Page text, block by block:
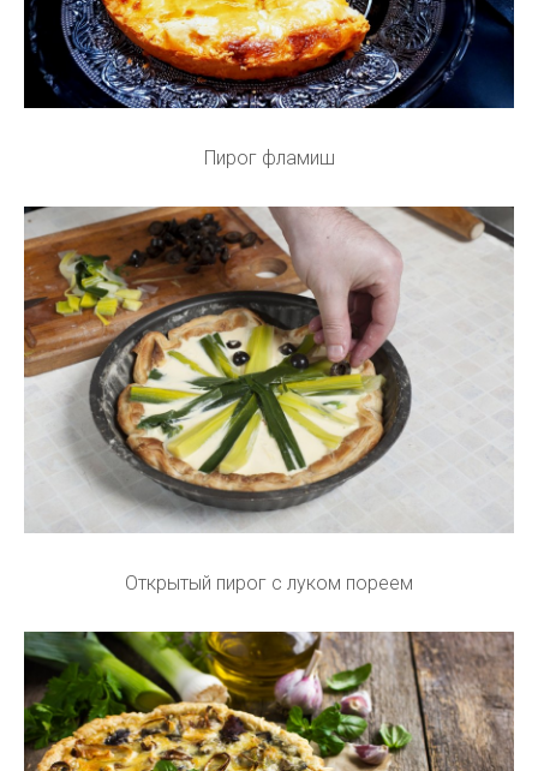
Пирог фламиш
Открытый пирог с луком пореем